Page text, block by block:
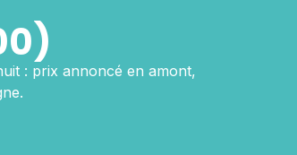
: prix annoncé en amont,